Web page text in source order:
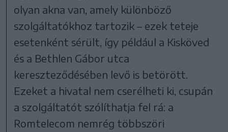
olyan akna van, amely különböző
szolgáltatókhoz tartozik – ezek teteje
esetenként sérült, így például a Kisköved
és a Bethlen Gábor utca
kereszteződésében levő is betörött.
Ezeket a hivatal nem cserélheti ki, csupán
a szolgáltatót szólíthatja fel rá: a
Romtelecom nemrég többszöri